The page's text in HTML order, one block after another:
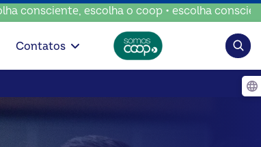
escolha o coop • escolha consciente,
Contatos